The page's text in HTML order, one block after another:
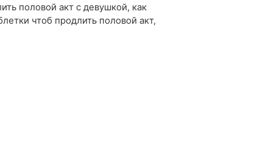
половой акт с девушкой, как
чтоб продлить половой акт,